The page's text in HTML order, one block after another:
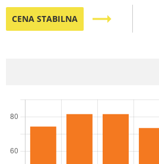
CENA STABILNA trending_flat